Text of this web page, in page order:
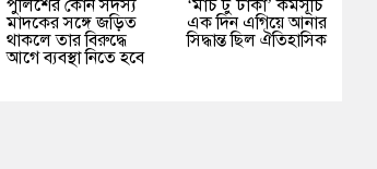
পুলিশের কোন সদস্য
মাদকের সঙ্গে জড়িত
থাকলে তার বিরুদ্ধে
আগে ব্যবস্থা নিতে হবে
‘মার্চ টু ঢাকা’ কর্মসূচি
এক দিন এগিয়ে আনার
সিদ্ধান্ত ছিল ঐতিহাসিক